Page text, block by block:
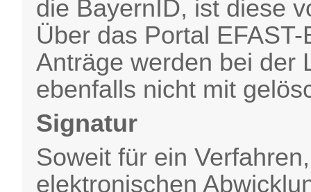
die BayernID, ist diese
Über das Portal
Anträge werden bei der
ebenfalls nicht mit
Signatur
Soweit für ein
elektronischen